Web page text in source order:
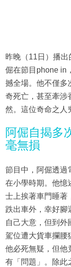
昨晚（11日）播
倔在節目phone in
撼全場。他不僅多
奇死亡，甚至牽涉
然。這位奇命之人
阿倔自揭多
毫無損
節目中，阿倔透過
在小學時期。他憶
士上挨著車門睡著
跌出車外，幸好腳
自己大意，但到外
駕位遭大貨車攔腰
他必死無疑，但他
有「問題」。除此